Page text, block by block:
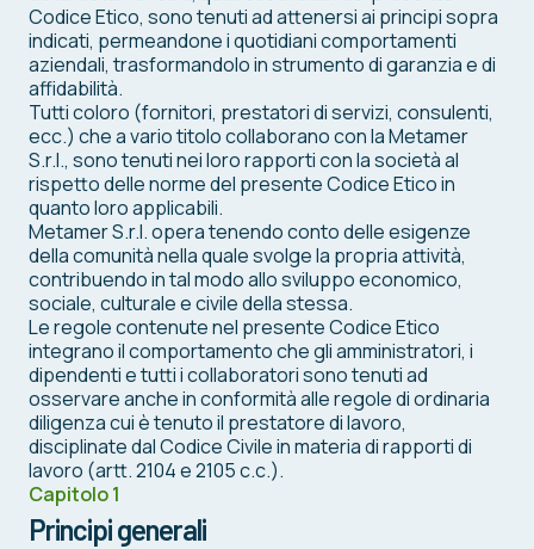
Codice Etico, sono tenuti ad attenersi ai principi sopra
indicati, permeandone i quotidiani comportamenti
aziendali, trasformandolo in strumento di garanzia e di
affidabilità.
Tutti coloro (fornitori, prestatori di servizi, consulenti,
ecc.) che a vario titolo collaborano con la Metamer
S.r.l., sono tenuti nei loro rapporti con la società al
rispetto delle norme del presente Codice Etico in
quanto loro applicabili.
Metamer S.r.l. opera tenendo conto delle esigenze
della comunità nella quale svolge la propria attività,
contribuendo in tal modo allo sviluppo economico,
sociale, culturale e civile della stessa.
Le regole contenute nel presente Codice Etico
integrano il comportamento che gli amministratori, i
dipendenti e tutti i collaboratori sono tenuti ad
osservare anche in conformità alle regole di ordinaria
diligenza cui è tenuto il prestatore di lavoro,
disciplinate dal Codice Civile in materia di rapporti di
lavoro (artt. 2104 e 2105 c.c.).
Capitolo 1
Principi generali